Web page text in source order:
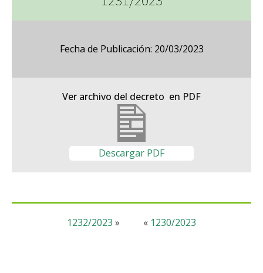
Fecha de Publicación: 20/03/2023
Ver archivo del decreto en PDF
Descargar PDF
« 1230/2023
1232/2023 »